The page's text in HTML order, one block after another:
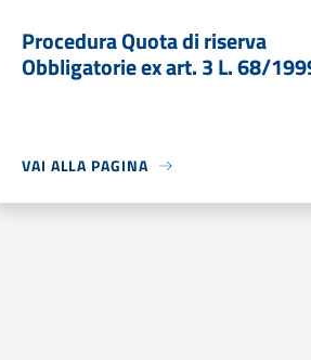
Procedura Quota di riserva
Obbligatorie ex art. 3 L. 68/
VAI ALLA PAGINA